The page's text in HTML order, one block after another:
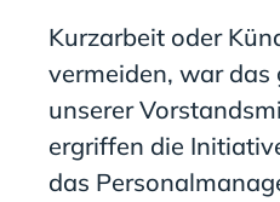
Kurzarbeit oder
vermeiden, war das
unserer
ergriffen die
das